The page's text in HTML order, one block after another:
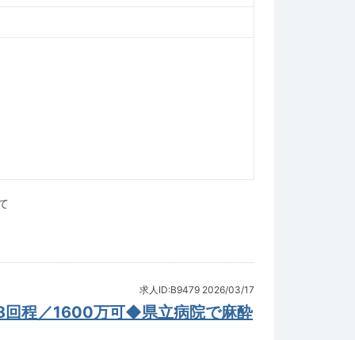
求人ID:B9479 2026/03/17
回程／1600万可◆県立病院で麻酔